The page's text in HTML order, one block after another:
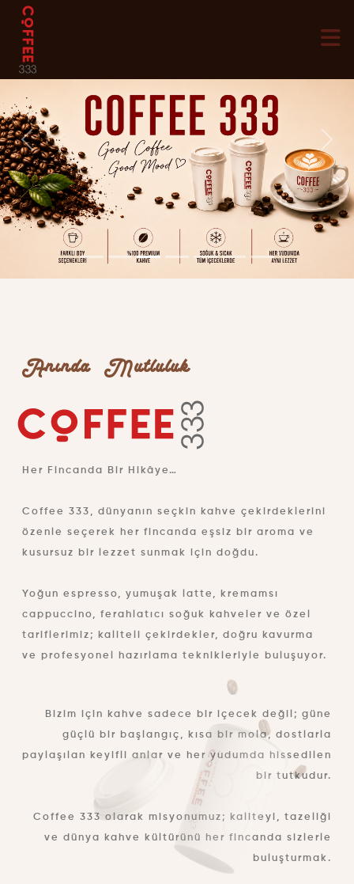
Previous Next
Anında Mutluluk
Her Fincanda Bir Hikâye…
Coffee 333, dünyanın seçkin kahve çekirdeklerini
özenle seçerek her fincanda eşsiz bir aroma ve
kusursuz bir lezzet sunmak için doğdu.
Yoğun espresso, yumuşak latte, kremamsı
cappuccino, ferahlatıcı soğuk kahveler ve özel
tariflerimiz; kaliteli çekirdekler, doğru kavurma
ve profesyonel hazırlama teknikleriyle buluşuyor.
Bizim için kahve sadece bir içecek değil; güne
güçlü bir başlangıç, kısa bir mola, dostlarla
paylaşılan keyifli anlar ve her yudumda hissedilen
bir tutkudur.
Coffee 333 olarak misyonumuz; kaliteyi, tazeliği
ve dünya kahve kültürünü her fincanda sizlerle
buluşturmak.